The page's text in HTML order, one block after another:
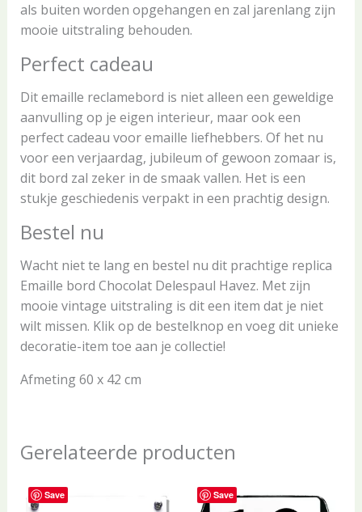
als buiten worden opgehangen en zal jarenlang zijn
mooie uitstraling behouden.
Perfect cadeau
Dit emaille reclamebord is niet alleen een geweldige
aanvulling op je eigen interieur, maar ook een
perfect cadeau voor emaille liefhebbers. Of het nu
voor een verjaardag, jubileum of gewoon zomaar is,
dit bord zal zeker in de smaak vallen. Het is een
stukje geschiedenis verpakt in een prachtig design.
Bestel nu
Wacht niet te lang en bestel nu dit prachtige replica
Emaille bord Chocolat Delespaul Havez. Met zijn
mooie vintage uitstraling is dit een item dat je niet
wilt missen. Klik op de bestelknop en voeg dit unieke
decoratie-item toe aan je collectie!
Afmeting 60 x 42 cm
Gerelateerde producten
Save Save